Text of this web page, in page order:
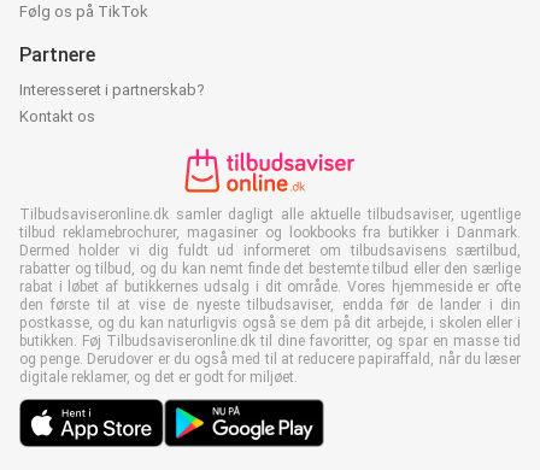
Følg os på TikTok
Partnere
Interesseret i partnerskab?
Kontakt os
Tilbudsaviseronline.dk samler dagligt alle aktuelle tilbudsaviser, ugentlige
tilbud reklamebrochurer, magasiner og lookbooks fra butikker i Danmark.
Dermed holder vi dig fuldt ud informeret om tilbudsavisens særtilbud,
rabatter og tilbud, og du kan nemt finde det bestemte tilbud eller den særlige
rabat i løbet af butikkernes udsalg i dit område. Vores hjemmeside er ofte
den første til at vise de nyeste tilbudsaviser, endda før de lander i din
postkasse, og du kan naturligvis også se dem på dit arbejde, i skolen eller i
butikken. Føj Tilbudsaviseronline.dk til dine favoritter, og spar en masse tid
og penge. Derudover er du også med til at reducere papiraffald, når du læser
digitale reklamer, og det er godt for miljøet.